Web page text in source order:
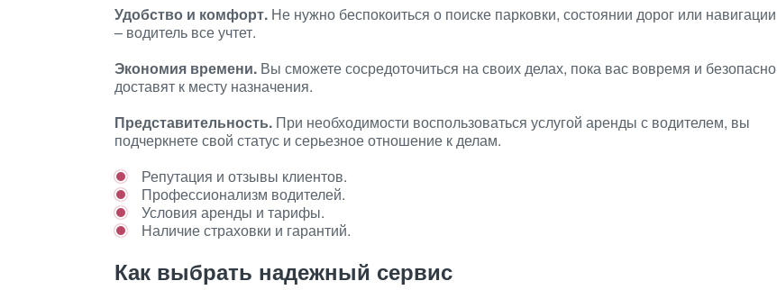
Удобство и комфорт. Не нужно беспокоиться о поиске парковки, состоянии дорог или навигации
– водитель все учтет.
Экономия времени. Вы сможете сосредоточиться на своих делах, пока вас вовремя и безопасно
доставят к месту назначения.
Представительность. При необходимости воспользоваться услугой аренды с водителем, вы
подчеркнете свой статус и серьезное отношение к делам.
Репутация и отзывы клиентов.
Профессионализм водителей.
Условия аренды и тарифы.
Наличие страховки и гарантий.
Как выбрать надежный сервис